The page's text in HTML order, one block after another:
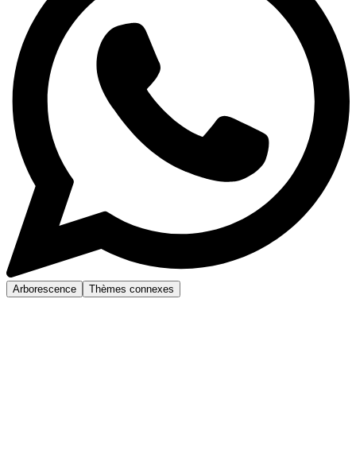
Arborescence Thèmes connexes